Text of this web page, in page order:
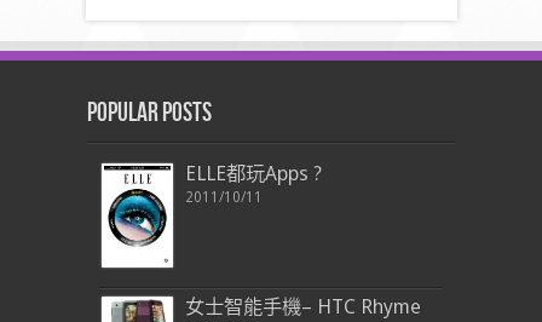
Popular Posts
ELLE都玩Apps ?
2011/10/11
女士智能手機– HTC Rhyme